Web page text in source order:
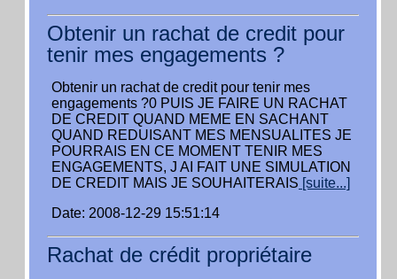
Obtenir un rachat de credit pour
tenir mes engagements ?
Obtenir un rachat de credit pour tenir mes
engagements ?0 PUIS JE FAIRE UN RACHAT
DE CREDIT QUAND MEME EN SACHANT
QUAND REDUISANT MES MENSUALITES JE
POURRAIS EN CE MOMENT TENIR MES
ENGAGEMENTS, J AI FAIT UNE SIMULATION
DE CREDIT MAIS JE SOUHAITERAIS [suite...]
Date: 2008-12-29 15:51:14
Rachat de crédit propriétaire